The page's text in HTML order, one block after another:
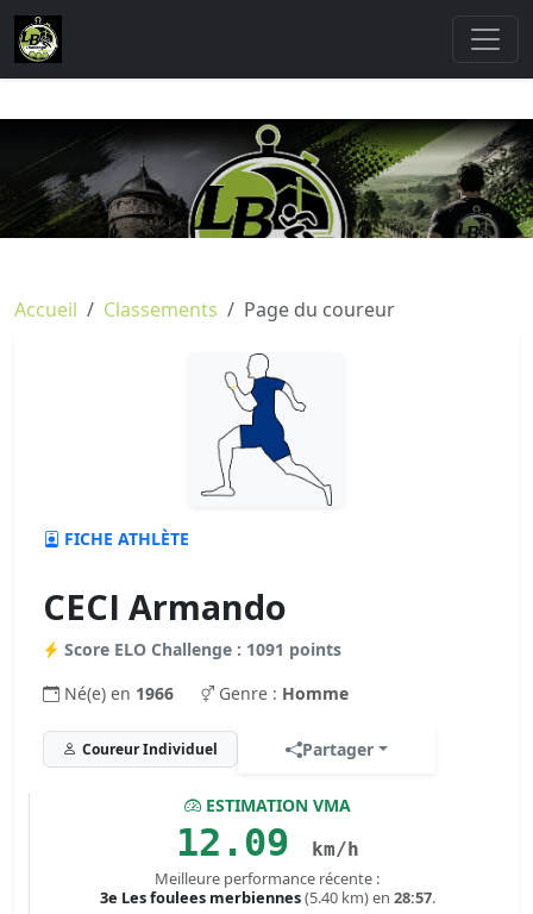
Accueil Classements Page du coureur
FICHE ATHLÈTE
CECI Armando
Score ELO Challenge : 1091 points
Né(e) en 1966 Genre : Homme
Coureur Individuel Partager
ESTIMATION VMA
12.09 km/h
Meilleure performance récente :
3e Les foulees merbiennes(5.40 km) en 28:57.